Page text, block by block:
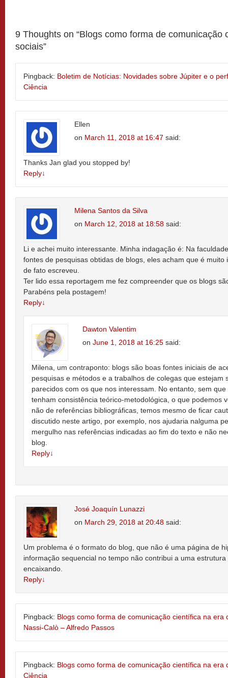
9 Thoughts on “Blogs como forma de comunicação
sociais”
Pingback: Boletim de Notícias: Novidades sobre Júpiter e o
Ciência
Ellen
on March 11, 2018 at 16:47 said:
Thanks Jan glad you stopped by!
Reply↓
Milena Santos da Silva
on March 12, 2018 at 18:58 said:
Li e achei muito interessante. Minha indagação é: Na
fontes de pesquisas obtidas de blogs, eles acham que é
de fato escreveu.
Ter lido essa reportagem me fez compreender que os blogs
Parabéns pela postagem!
Reply↓
Dawton Valentim
on June 1, 2018 at 16:25 said:
Milena, um contraponto: blogs são boas fontes iniciais de
pesquisas e métodos e a trabalhos de colegas que estejam
parecidos com os que nos interessam. No entanto, sem
tenham consistência teórico-metodológica, o que podemos
não de referências bibliográficas, temos mesmo de ficar
discutido neste artigo, por exemplo, nos ajudaria nalguma
mergulho nas referências indicadas ao fim do texto e não
blog.
Reply↓
José Joaquín Lunazzi
on March 29, 2018 at 20:48 said:
Um problema é o formato do blog, que não é uma página de
informação sequencial no tempo não contribui a uma
encaixando.
Reply↓
Pingback: Blogs como forma de comunicação científica na era
Nassi-Calò – Alfredo Passos
Pingback: Blogs como forma de comunicação científica na era
Ciência